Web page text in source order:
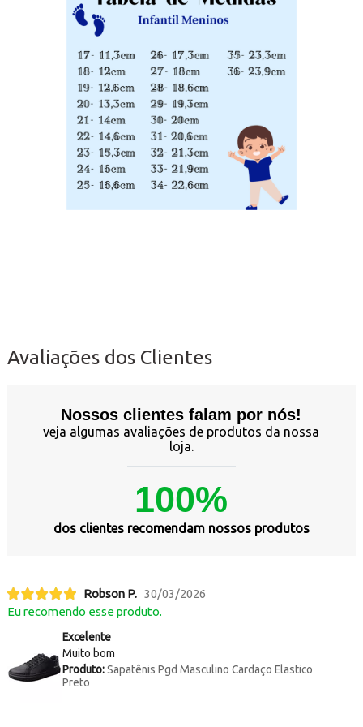
Avaliações dos Clientes
Nossos clientes falam por nós!
veja algumas avaliações de produtos da nossa
loja.
100%
dos clientes recomendam nossos produtos
Robson P. 30/03/2026
Eu recomendo esse produto.
Excelente
Muito bom
Produto:Sapatênis Pgd Masculino Cardaço Elastico
Preto